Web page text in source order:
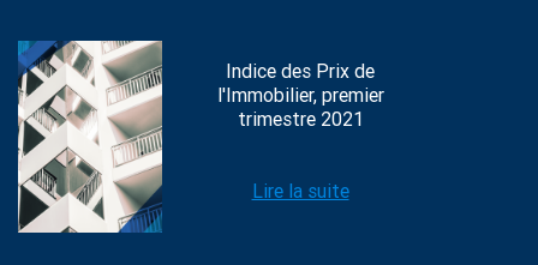
Indice des Prix de
l'Immobilier, premier
trimestre 2021
Lire la suite